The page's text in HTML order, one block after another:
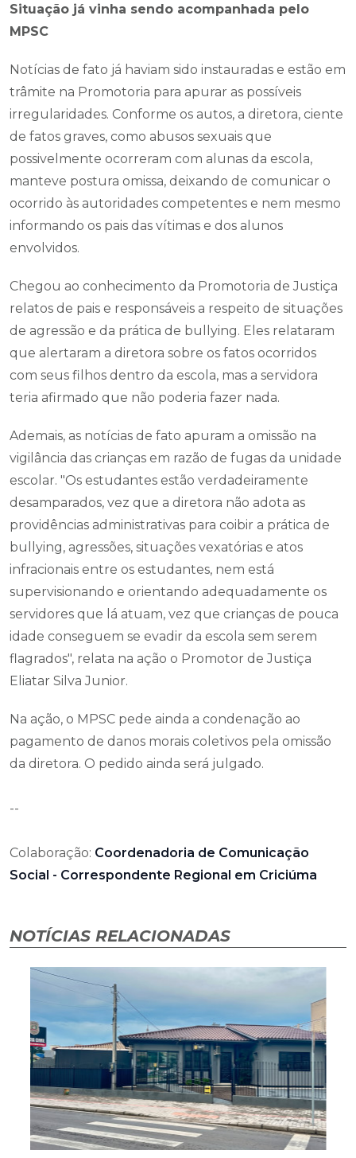
Situação já vinha sendo acompanhada pelo
MPSC
Notícias de fato já haviam sido instauradas e estão em
trâmite na Promotoria para apurar as possíveis
irregularidades. Conforme os autos, a diretora, ciente
de fatos graves, como abusos sexuais que
possivelmente ocorreram com alunas da escola,
manteve postura omissa, deixando de comunicar o
ocorrido às autoridades competentes e nem mesmo
informando os pais das vítimas e dos alunos
envolvidos.
Chegou ao conhecimento da Promotoria de Justiça
relatos de pais e responsáveis a respeito de situações
de agressão e da prática de bullying. Eles relataram
que alertaram a diretora sobre os fatos ocorridos
com seus filhos dentro da escola, mas a servidora
teria afirmado que não poderia fazer nada.
Ademais, as notícias de fato apuram a omissão na
vigilância das crianças em razão de fugas da unidade
escolar. "Os estudantes estão verdadeiramente
desamparados, vez que a diretora não adota as
providências administrativas para coibir a prática de
bullying, agressões, situações vexatórias e atos
infracionais entre os estudantes, nem está
supervisionando e orientando adequadamente os
servidores que lá atuam, vez que crianças de pouca
idade conseguem se evadir da escola sem serem
flagrados", relata na ação o Promotor de Justiça
Eliatar Silva Junior.
Na ação, o MPSC pede ainda a condenação ao
pagamento de danos morais coletivos pela omissão
da diretora. O pedido ainda será julgado.
--
Colaboração: Coordenadoria de Comunicação
Social - Correspondente Regional em Criciúma
NOTÍCIAS RELACIONADAS